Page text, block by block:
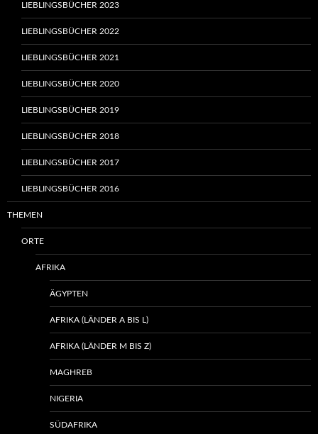
LIEBLINGSBÜCHER 2023
LIEBLINGSBÜCHER 2022
LIEBLINGSBÜCHER 2021
LIEBLINGSBÜCHER 2020
LIEBLINGSBÜCHER 2019
LIEBLINGSBÜCHER 2018
LIEBLINGSBÜCHER 2017
LIEBLINGSBÜCHER 2016
THEMEN
ORTE
AFRIKA
ÄGYPTEN
AFRIKA (LÄNDER A BIS L)
AFRIKA (LÄNDER M BIS Z)
MAGHREB
NIGERIA
SÜDAFRIKA